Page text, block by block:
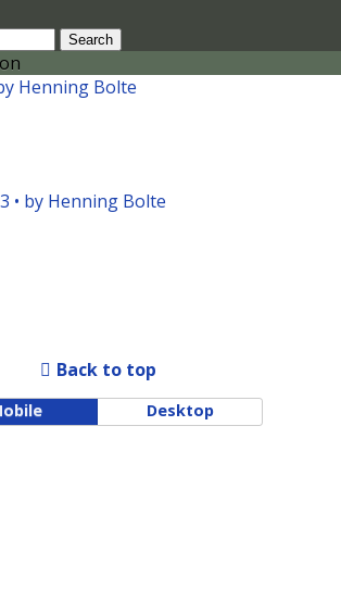
Henning Bolte
• by Henning Bolte
Back to top
Desktop